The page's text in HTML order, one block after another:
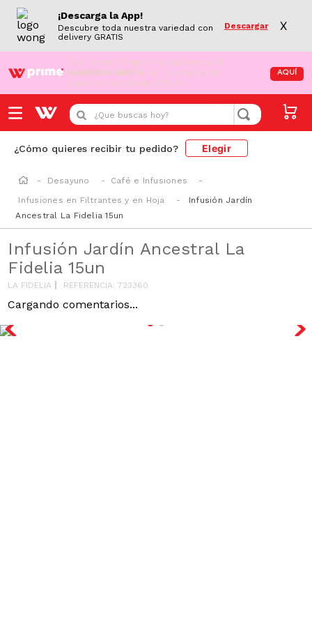
¡Descarga la App!
Descubre toda nuestra variedad con
delivery GRATIS
Descargar X
¡Aún no eres Wong Prime! Aprovecha el
DESPACHO GRATIS en tus compras de
supermercado desde S/79.90
AQUÍ
¿Que buscas hoy?
¿Cómo quieres recibir tu pedido? Elegir
Desayuno
Café e Infusiones
Infusiones en Filtrantes y en Hoja
Infusión Jardín
Ancestral La Fidelia 15un
Infusión Jardín Ancestral La
Fidelia 15un
LA FIDELIA REFERENCIA:723360
Cargando comentarios...